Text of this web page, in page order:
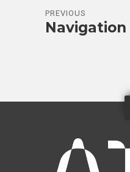
PREVIOUS
Navigation